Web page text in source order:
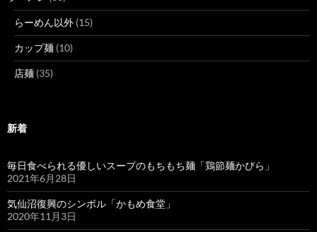
らーめん以外 (15)
カップ麺 (10)
店麺 (35)
新着
毎日食べられる優しいスープのもちもち麺「鶏節麺かびら」
2021年6月28日
気仙沼復興のシンボル「かもめ食堂」
2020年11月3日